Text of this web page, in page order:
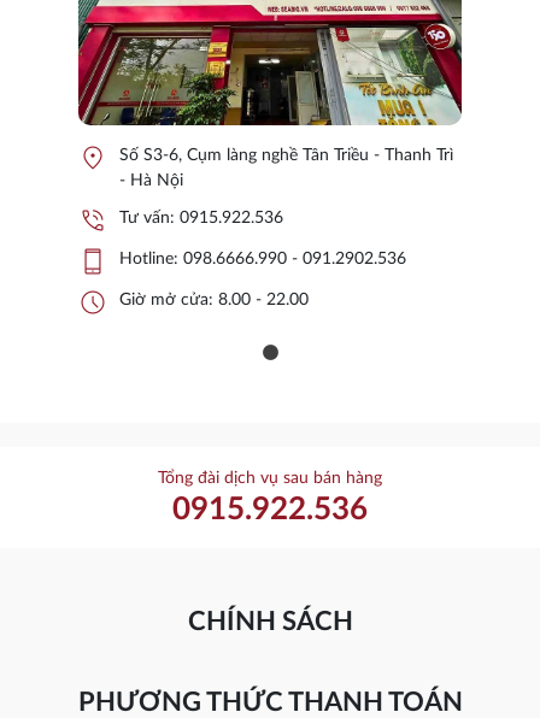
location_on
Số S3-6, Cụm làng nghề Tân Triều - Thanh Trì
- Hà Nội
phone_in_talk Tư vấn: 0915.922.536
phone_iphone Hotline: 098.6666.990 - 091.2902.536
schedule Giờ mở cửa: 8.00 - 22.00
Tổng đài dịch vụ sau bán hàng
0915.922.536
CHÍNH SÁCH
PHƯƠNG THỨC THANH TOÁN